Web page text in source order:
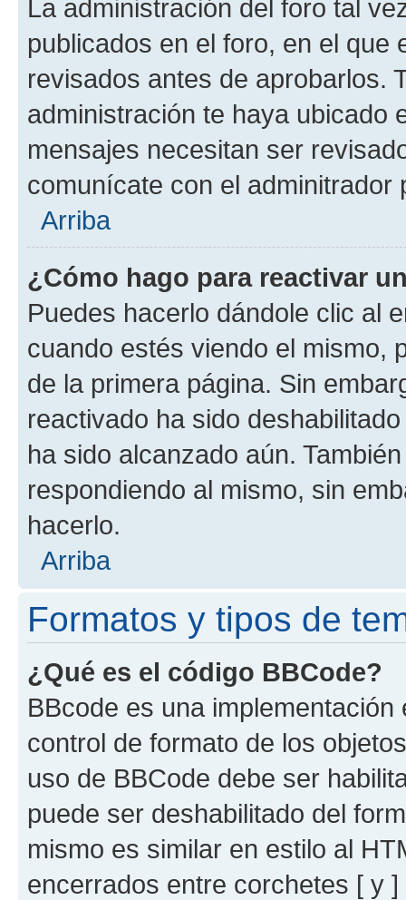
La administración del foro tal
publicados en el foro, en el
revisados antes de aprobarlos.
administración te haya ubicado
mensajes necesitan ser
comunícate con el
Arriba
¿Cómo hago para reactivar
Puedes hacerlo dándole clic al
cuando estés viendo el mismo,
de la primera página. Sin
reactivado ha sido
ha sido alcanzado aún.
respondiendo al mismo, sin
hacerlo.
Arriba
Formatos y tipos de
¿Qué es el código BBCode?
BBcode es una
control de formato de los
uso de BBCode debe ser
puede ser deshabilitado del
mismo es similar en estilo al
encerrados entre corchetes [ y